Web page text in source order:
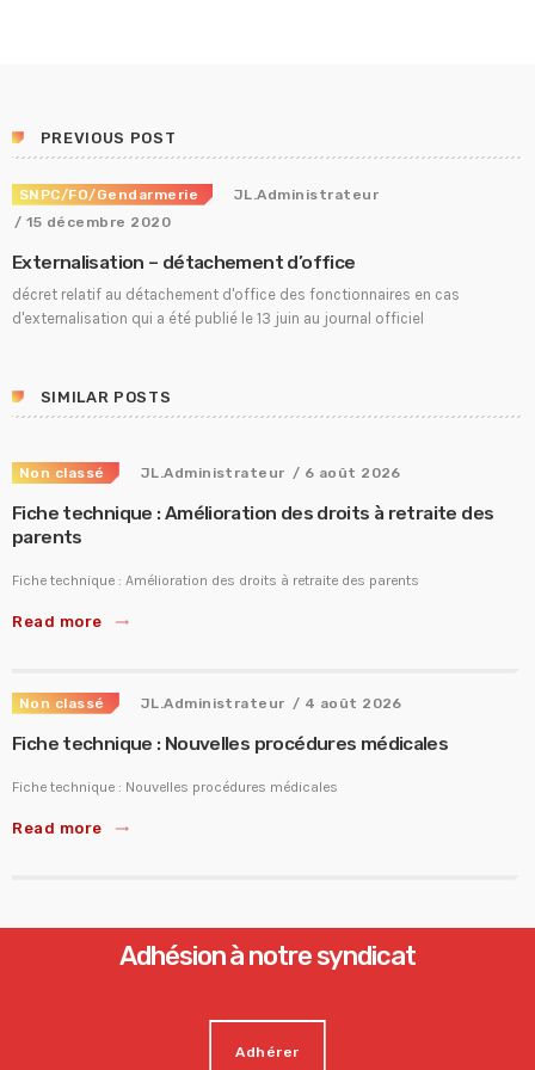
PREVIOUS POST
SNPC/FO/Gendarmerie
JL.Administrateur
/ 15 décembre 2020
Externalisation – détachement d’office
décret relatif au détachement d'office des fonctionnaires en cas
d'externalisation qui a été publié le 13 juin au journal officiel
SIMILAR POSTS
Non classé JL.Administrateur / 6 août 2026
Fiche technique : Amélioration des droits à retraite des
parents
Fiche technique : Amélioration des droits à retraite des parents
Read more trending_flat
Non classé JL.Administrateur / 4 août 2026
Fiche technique : Nouvelles procédures médicales
Fiche technique : Nouvelles procédures médicales
Read more trending_flat
Adhésion à notre syndicat
Adhérer